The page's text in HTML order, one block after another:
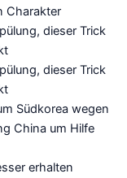
Charakter
dieser Trick
dieser Trick
Südkorea wegen
China um Hilfe
erhalten